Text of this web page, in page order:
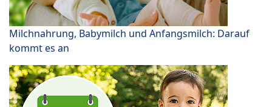
Milchnahrung, Babymilch und Anfangsmilch: Darauf
kommt es an